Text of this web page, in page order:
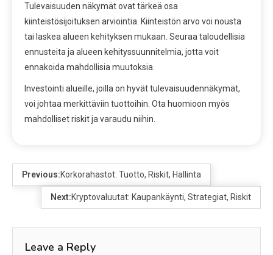
Tulevaisuuden näkymät ovat tärkeä osa
kiinteistösijoituksen arviointia. Kiinteistön arvo voi nousta
tai laskea alueen kehityksen mukaan. Seuraa taloudellisia
ennusteita ja alueen kehityssuunnitelmia, jotta voit
ennakoida mahdollisia muutoksia.
Investointi alueille, joilla on hyvät tulevaisuudennäkymät,
voi johtaa merkittäviin tuottoihin. Ota huomioon myös
mahdolliset riskit ja varaudu niihin.
Previous:Korkorahastot: Tuotto, Riskit, Hallinta
Next:Kryptovaluutat: Kaupankäynti, Strategiat, Riskit
Leave a Reply